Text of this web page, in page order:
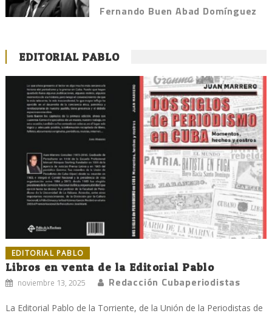
Fernando Buen Abad Domínguez
EDITORIAL PABLO
EDITORIAL PABLO
Libros en venta de la Editorial Pablo
noviembre 13, 2025 Redacción Cubaperiodistas
La Editorial Pablo de la Torriente, de la Unión de la Periodistas de